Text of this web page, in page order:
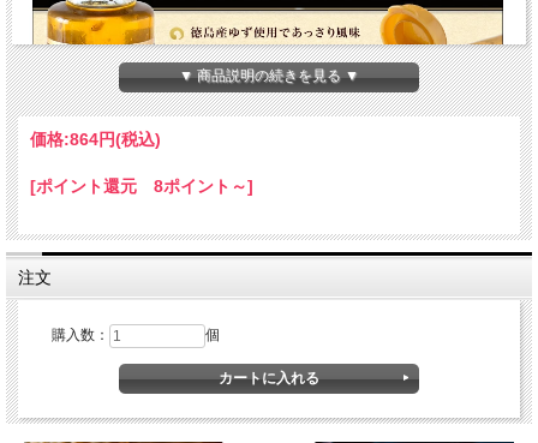
▼ 商品説明の続きを見る ▼
価格:864円(税込)
[ポイント還元 8ポイント～]
注文
購入数： 個